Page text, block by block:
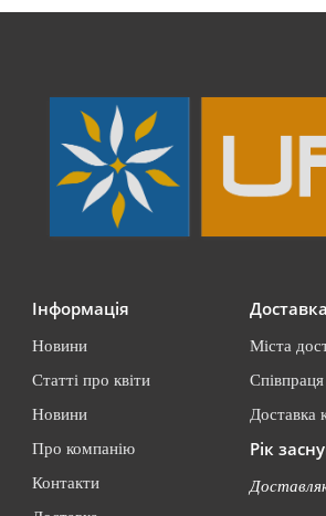
Інформація
Новини
Статті про квіти
Новини
Про компанію
Контакти
Міста
Співпраця
Доставка
Рік